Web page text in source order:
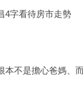
4字看待房市走勢
本不是擔心爸媽、